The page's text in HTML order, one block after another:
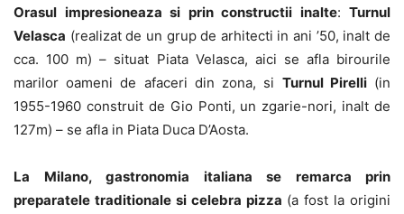
Orasul impresioneaza si prin constructii inalte: Turnul
Velasca (realizat de un grup de arhitecti in ani ’50, inalt de
cca. 100 m) – situat Piata Velasca, aici se afla birourile
marilor oameni de afaceri din zona, si Turnul Pirelli(in
1955-1960 construit de Gio Ponti, un zgarie-nori, inalt de
127m) – se afla in Piata Duca D’Aosta.
La Milano, gastronomia italiana se remarca prin
preparatele traditionale si celebra pizza (a fost la origini